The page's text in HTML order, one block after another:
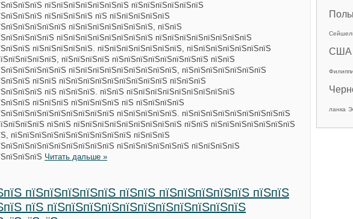
пїЅпїЅпїЅпїЅпїЅпїЅпїЅ пїЅпїЅпїЅпїЅпїЅпїЅ
пїЅпїЅпїЅпїЅ пїЅ пїЅпїЅпїЅпїЅпїЅ
пїЅпїЅпїЅпїЅпїЅпїЅпїЅ, пїЅпїЅ
пїЅпїЅпїЅпїЅпїЅпїЅпїЅпїЅ пїЅпїЅпїЅпїЅпїЅпїЅпїЅпїЅ
пїЅпїЅпїЅпїЅпїЅ. пїЅпїЅпїЅпїЅпїЅпїЅпїЅ, пїЅпїЅпїЅпїЅпїЅпїЅпїЅ
пїЅпїЅпїЅпїЅ пїЅпїЅпїЅпїЅпїЅпїЅпїЅпїЅ пїЅпїЅ
пїЅпїЅпїЅпїЅпїЅпїЅпїЅпїЅпїЅ, пїЅпїЅпїЅпїЅпїЅпїЅпїЅ
пїЅпїЅ пїЅпїЅпїЅпїЅпїЅпїЅпїЅпїЅпїЅ пїЅпїЅпїЅ
пїЅ пїЅпїЅпїЅ. пїЅпїЅ пїЅпїЅпїЅпїЅпїЅпїЅпїЅпїЅпїЅ
пїЅпїЅпїЅ пїЅпїЅпїЅпїЅ пїЅ пїЅпїЅпїЅпїЅ
пїЅпїЅпїЅпїЅпїЅ. пїЅпїЅпїЅпїЅпїЅпїЅпїЅпїЅпїЅ
пїЅпїЅ пїЅпїЅпїЅпїЅпїЅпїЅпїЅпїЅпїЅ пїЅпїЅ пїЅпїЅпїЅпїЅпїЅпїЅпїЅ
пїЅпїЅпїЅпїЅпїЅпїЅпїЅпїЅпїЅпїЅ пїЅпїЅпїЅ
пїЅпїЅпїЅпїЅпїЅпїЅ пїЅпїЅпїЅпїЅ
Читать дальше »
пїЅпїЅпїЅпїЅпїЅ пїЅпїЅ пїЅпїЅпїЅпїЅпїЅ пїЅпїЅ
пїЅ пїЅпїЅпїЅпїЅпїЅпїЅпїЅпїЅпїЅпїЅпїЅ
США
ланка